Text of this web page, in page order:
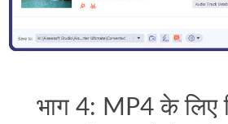
भाग 4: MP4 के लिए